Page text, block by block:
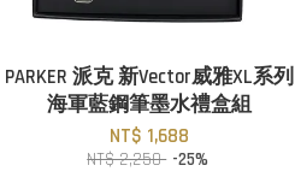
PARKER 派克 新Vector威雅XL系列
海軍藍鋼筆墨水禮盒組
NT$ 1,688
NT$ 2,250 -25%